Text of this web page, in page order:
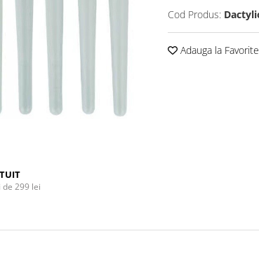
Cod Produs:
Adauga la Favorite
299 lei